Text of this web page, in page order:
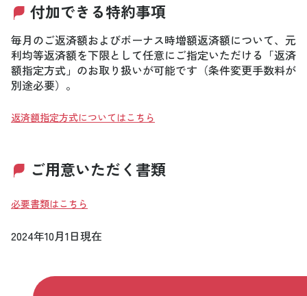
付加できる特約事項
毎月のご返済額およびボーナス時増額返済額について、元
利均等返済額を下限として任意にご指定いただける「返済
額指定方式」のお取り扱いが可能です（条件変更手数料が
別途必要）。
返済額指定方式についてはこちら
ご用意いただく書類
必要書類はこちら
2024年10月1日現在